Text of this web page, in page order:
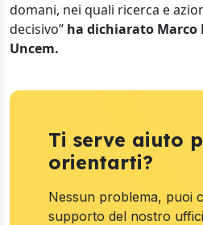
domani, nei quali ricerca e
decisivo” ha dichiarato Marco
Uncem.
Ti serve aiuto
orientarti?
Nessun problema, puoi
supporto del nostro